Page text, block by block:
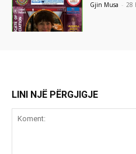
Gjin Musa - 28
LINI NJË PËRGJIGJE